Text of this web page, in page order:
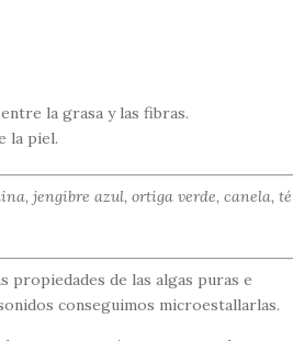
la grasa y las fibras.
la piel.
jengibre azul, ortiga verde, canela, té
propiedades de las algas puras e
conseguimos microestallarlas.